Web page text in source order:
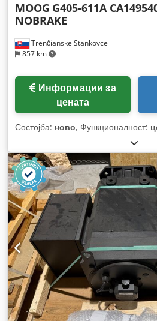
Trenčianske Stankovce
857 km
MOOG G405-611A
NOBRAKE
цената
Состојба: ново, Функционалност: